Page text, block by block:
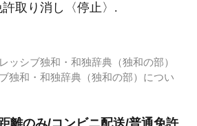
取り消し〈停止〉.
ッシブ独和・和独辞典（独和の部）
独和・和独辞典（独和の部）につい
離のみ/コンビニ配送/普通免許